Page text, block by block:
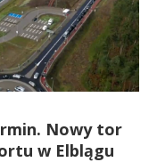
Nowy tor
w Elblągu